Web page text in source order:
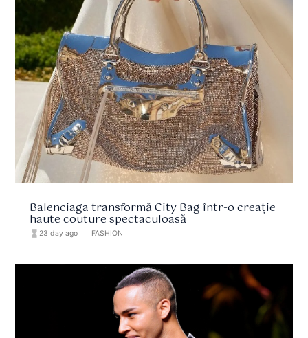
Balenciaga transformă City Bag într-o creație
haute couture spectaculoasă
hourglass_full 23 day ago FASHION